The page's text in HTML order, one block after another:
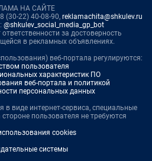
НА САЙТЕ
(30-22) 40-08-90, reklamachita@shkulev.ru
@shkulev_social_media_gp_bot
за достоверность
в рекламных объявлениях.
веб-портала регулируются:
пользователя
характеристик ПО
веб-портала и политикой
персональных данных
в виде интернет-сервиса, специальные
пользователя не требуются
cookies
системы